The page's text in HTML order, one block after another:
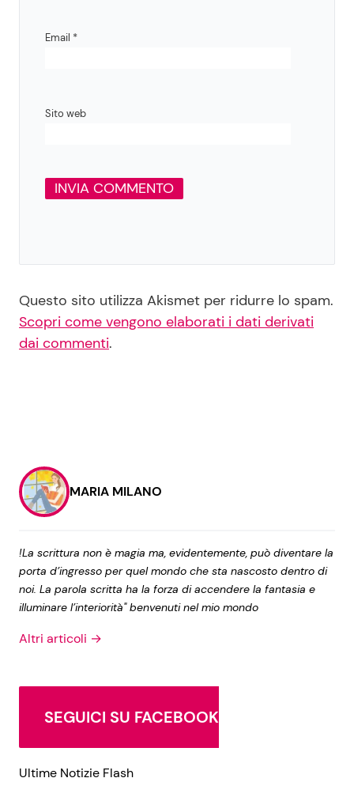
Email *
Sito web
Questo sito utilizza Akismet per ridurre lo spam.
Scopri come vengono elaborati i dati derivati
dai commenti.
MARIA MILANO
!La scrittura non è magia ma, evidentemente, può diventare la
porta d’ingresso per quel mondo che sta nascosto dentro di
noi. La parola scritta ha la forza di accendere la fantasia e
illuminare l’interiorità" benvenuti nel mio mondo
Altri articoli →
SEGUICI SU FACEBOOK
Ultime Notizie Flash